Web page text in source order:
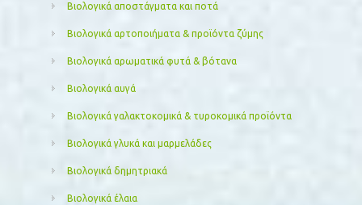
Βιολογικά αποστάγματα και ποτά
Βιολογικά αρτοποιήματα & προϊόντα ζύμης
Βιολογικά αρωματικά φυτά & βότανα
Βιολογικά αυγά
Βιολογικά γαλακτοκομικά & τυροκομικά προϊόντα
Βιολογικά γλυκά και μαρμελάδες
Βιολογικά δημητριακά
Βιολογικά έλαια